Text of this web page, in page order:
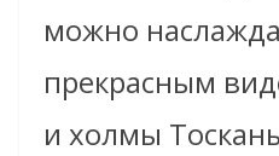
можно
прекрасным
и холмы